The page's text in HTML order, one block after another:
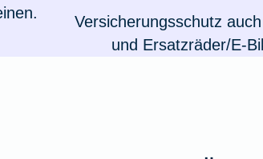
Versicherungsschutz
und Ersatzräder/E-